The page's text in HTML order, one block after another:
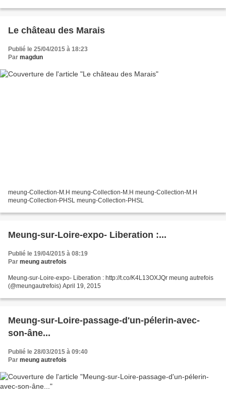
Le château des Marais
Publié le 25/04/2015 à 18:23
Par magdun
meung-Collection-M.H meung-Collection-M.H meung-Collection-M.H
meung-Collection-PHSL meung-Collection-PHSL
Meung-sur-Loire-expo- Liberation :...
Publié le 19/04/2015 à 08:19
Par meung autrefois
Meung-sur-Loire-expo- Liberation : http://t.co/K4L13OXJQr meung autrefois
(@meungautrefois) April 19, 2015
Meung-sur-Loire-passage-d'un-pélerin-avec-
son-âne...
Publié le 28/03/2015 à 09:40
Par meung autrefois